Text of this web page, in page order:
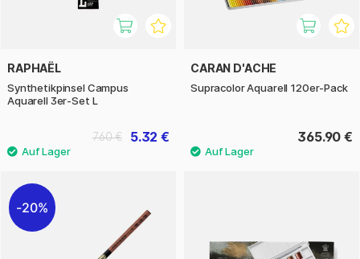
RAPHAËL
Synthetikpinsel Campus
Aquarell 3er-Set L
5.32 €
7.60 €
CARAN D'ACHE
Supracolor Aquarell 120er-Pack
365.90 €
20%